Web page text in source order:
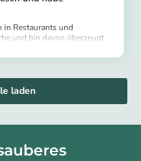
in Restaurants und
und bin davon überzeugt,
Ich liebe es, einen Ort
laden